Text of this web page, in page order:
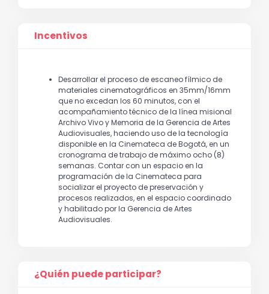
Incentivos
Desarrollar el proceso de escaneo fílmico de
materiales cinematográficos en 35mm/16mm
que no excedan los 60 minutos, con el
acompañamiento técnico de la línea misional
Archivo Vivo y Memoria de la Gerencia de Artes
Audiovisuales, haciendo uso de la tecnología
disponible en la Cinemateca de Bogotá, en un
cronograma de trabajo de máximo ocho (8)
semanas. Contar con un espacio en la
programación de la Cinemateca para
socializar el proyecto de preservación y
procesos realizados, en el espacio coordinado
y habilitado por la Gerencia de Artes
Audiovisuales.
¿Quién puede participar?